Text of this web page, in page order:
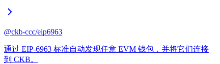
@ckb-ccc/eip6963
通过 EIP-6963 标准自动发现任意 EVM 钱包，并将它们连接
到 CKB。